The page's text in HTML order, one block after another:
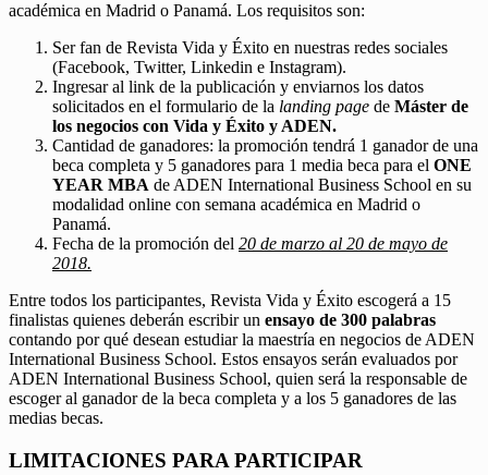
académica en Madrid o Panamá. Los requisitos son:
Ser fan de Revista Vida y Éxito en nuestras redes sociales
(Facebook, Twitter, Linkedin e Instagram).
Ingresar al link de la publicación y enviarnos los datos
solicitados en el formulario de la landing page de Máster de
los negocios con Vida y Éxito y ADEN.
Cantidad de ganadores: la promoción tendrá 1 ganador de una
beca completa y 5 ganadores para 1 media beca para el ONE
YEAR MBA de ADEN International Business School en su
modalidad online con semana académica en Madrid o
Panamá.
Fecha de la promoción del 20 de marzo al 20 de mayo de
2018.
Entre todos los participantes, Revista Vida y Éxito escogerá a 15
finalistas quienes deberán escribir un ensayo de 300 palabras
contando por qué desean estudiar la maestría en negocios de ADEN
International Business School. Estos ensayos serán evaluados por
ADEN International Business School, quien será la responsable de
escoger al ganador de la beca completa y a los 5 ganadores de las
medias becas.
LIMITACIONES PARA PARTICIPAR